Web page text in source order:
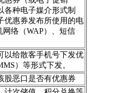
各种电子媒介形式制
优惠券发布所使用的电
络（WAP）、短信
以给散客手机号下发优
）等形式下发。
股恶口是否有优惠券